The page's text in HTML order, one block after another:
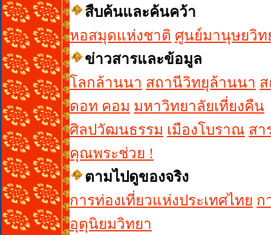
สืบค้นและค้นคว้า
หอสมุดแห่งชาติ ศูนย์มานุษยวิท
ข่าวสารและข้อมูล
โลกล้านนา สถานีวิทยุล้านนา
ดอท คอม มหาวิทยาลัยเที่ยงคืน
ศิลปวัฒนธรรม เมืองโบราณ สา
คุณพระช่วย !
ตามไปดูของจริง
การท่องเที่ยวแห่งประเทศไทย ก
อุตุนิยมวิทยา